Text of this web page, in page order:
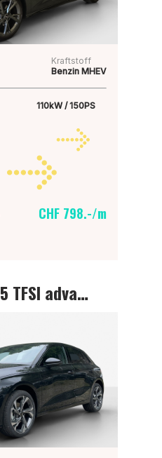
Kraftstoff
Benzin MHEV
110kW / 150PS
CHF 798.-/m
A3 Sportback 35 TFSI advanced Attraction